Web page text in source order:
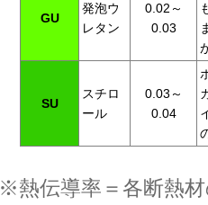
GU
発泡ウ
レタン
0.02～
0.03
SU
スチロ
ール
0.03～
0.04
※熱伝導率＝各断熱